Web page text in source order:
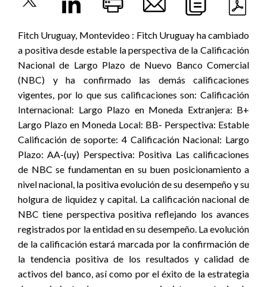
Fitch Uruguay, Montevideo : Fitch Uruguay ha cambiado
a positiva desde estable la perspectiva de la Calificación
Nacional de Largo Plazo de Nuevo Banco Comercial
(NBC) y ha confirmado las demás calificaciones
vigentes, por lo que sus calificaciones son: Calificación
Internacional: Largo Plazo en Moneda Extranjera: B+
Largo Plazo en Moneda Local: BB- Perspectiva: Estable
Calificación de soporte: 4 Calificación Nacional: Largo
Plazo: AA-(uy) Perspectiva: Positiva Las calificaciones
de NBC se fundamentan en su buen posicionamiento a
nivel nacional, la positiva evolución de su desempeño y su
holgura de liquidez y capital. La calificación nacional de
NBC tiene perspectiva positiva reflejando los avances
registrados por la entidad en su desempeño. La evolución
de la calificación estará marcada por la confirmación de
la tendencia positiva de los resultados y calidad de
activos del banco, así como por el éxito de la estrategia